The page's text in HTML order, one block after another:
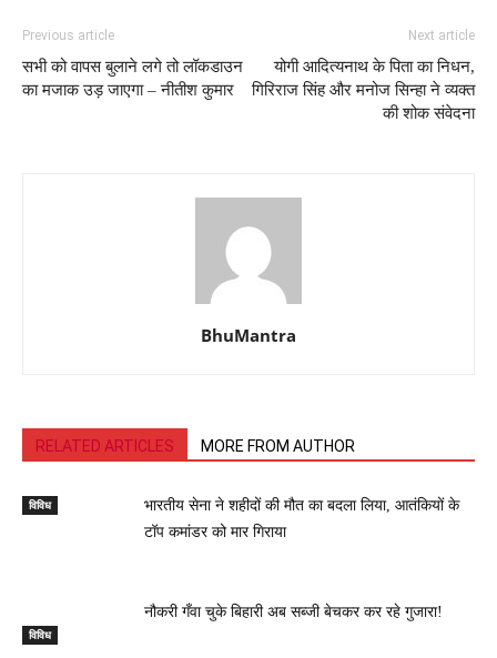
Previous article
सभी को वापस बुलाने लगे तो लॉकडाउन
का मजाक उड़ जाएगा – नीतीश कुमार
Next article
योगी आदित्यनाथ के पिता का निधन,
गिरिराज सिंह और मनोज सिन्हा ने व्यक्त
की शोक संवेदना
BhuMantra
RELATED ARTICLES MORE FROM AUTHOR
विविध
भारतीय सेना ने शहीदों की मौत का बदला लिया, आतंकियों के
टॉप कमांडर को मार गिराया
विविध
नौकरी गँवा चुके बिहारी अब सब्जी बेचकर कर रहे गुजारा!